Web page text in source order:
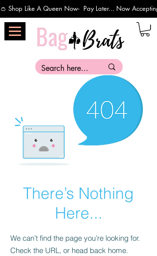
👛 Shop Like A Queen Now-  Pay Later... Now
There’s Nothing
Here...
We can’t find the page you’re looking for.
Check the URL, or head back home.